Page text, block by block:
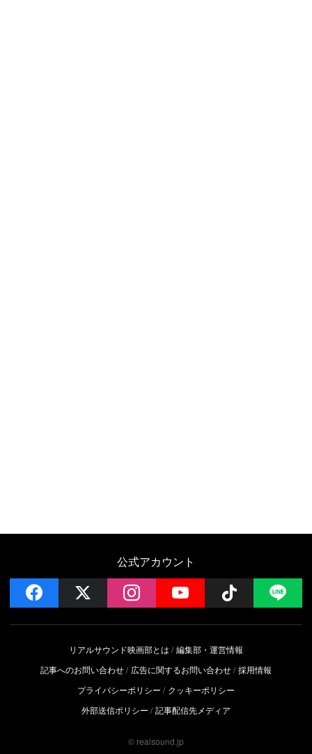
公式アカウント
facebook instagramYouTube Follow
リアルサウンド映画部とは
編集部・運営情報
記事へのお問い合わせ
広告に関するお問い合わせ 採用情報
プライバシーポリシー
クッキーポリシー
外部送信ポリシー
記事配信先メディア
© realsound.jp